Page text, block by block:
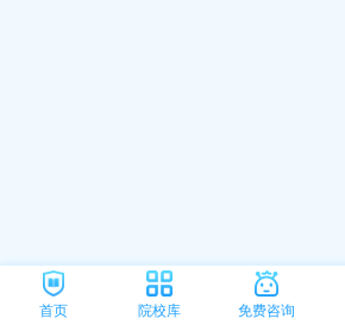
首页 院校库 免费咨询